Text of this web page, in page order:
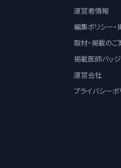
運営者情報
編集ポリシー
取材・掲載のご
掲載医師バッジ
運営会社
プライバシーポ